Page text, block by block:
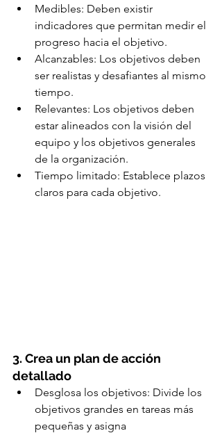
Medibles: Deben existir
indicadores que permitan medir el
progreso hacia el objetivo.
Alcanzables: Los objetivos deben
ser realistas y desafiantes al mismo
tiempo.
Relevantes: Los objetivos deben
estar alineados con la visión del
equipo y los objetivos generales
de la organización.
Tiempo limitado: Establece plazos
claros para cada objetivo.
3. Crea un plan de acción
detallado
Desglosa los objetivos: Divide los
objetivos grandes en tareas más
pequeñas y asigna